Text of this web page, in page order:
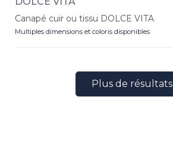
Canapé cuir ou tissu DOLCE VITA
Multiples dimensions et coloris disponibles
Plus de résultats